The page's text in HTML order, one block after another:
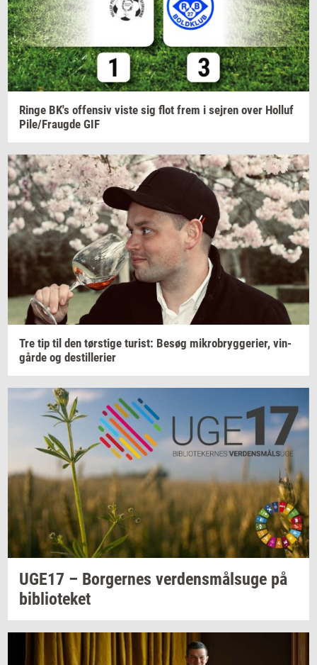
Ringe BK's of­fen­siv viste sig flot frem i sej­ren over Hol­luf
Pile/Fraug­de GIF
Tre tip til den tørsti­ge turist: Besøg mi­kro­bryg­ge­ri­er, vin­
går­de og destil­le­ri­er
UGE17 – Bor­ger­nes ver­dens­målsu­ge på
bi­bli­o­te­ket